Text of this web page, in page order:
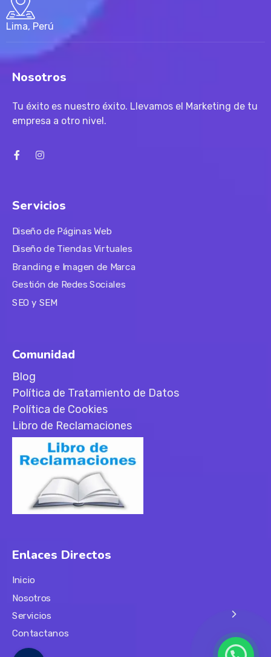
Lima, Perú
Nosotros
Tu éxito es nuestro éxito. Llevamos el Marketing de tu
empresa a otro nivel.
Servicios
Diseño de Páginas Web
Diseño de Tiendas Virtuales
Branding e Imagen de Marca
Gestión de Redes Sociales
SEO y SEM
Comunidad
Blog
Política de Tratamiento de Datos
Política de Cookies
Libro de Reclamaciones
Enlaces Directos
Inicio
Nosotros
Servicios
Contactanos